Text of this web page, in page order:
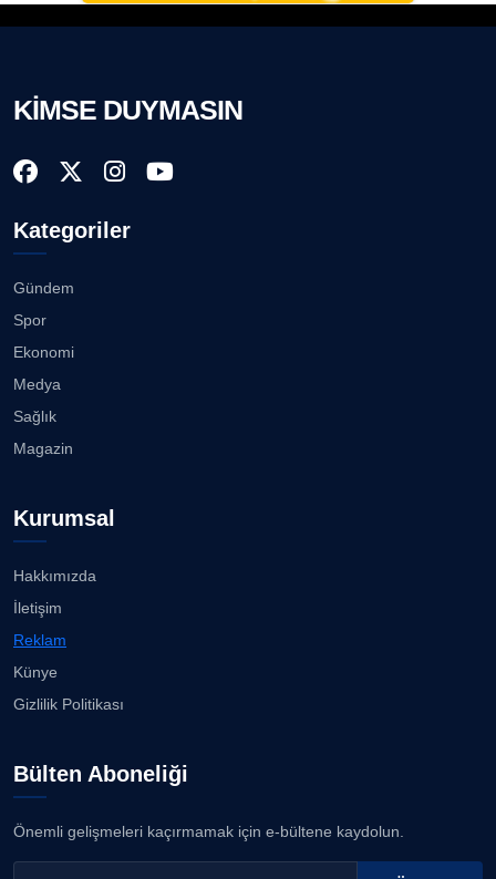
KİMSE DUYMASIN
Kategoriler
Gündem
Spor
Ekonomi
Medya
Sağlık
Magazin
Kurumsal
Hakkımızda
İletişim
Reklam
Künye
Gizlilik Politikası
Bülten Aboneliği
Önemli gelişmeleri kaçırmamak için e-bültene kaydolun.